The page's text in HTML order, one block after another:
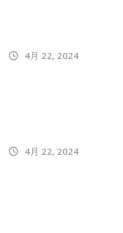
4月 22, 2024
4月 22, 2024